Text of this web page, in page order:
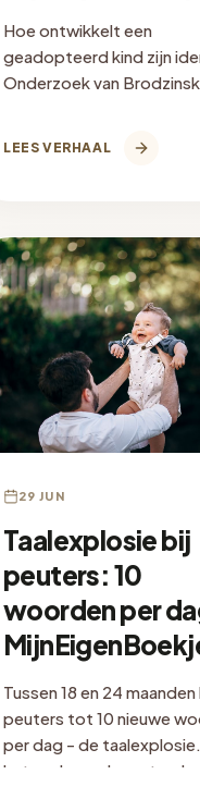
Hoe ontwikkelt een
geadopteerd kind zijn
Onderzoek van
LEES VERHAAL
29 JUN
Taalexplosie bij
peuters: 10
woorden per
Tussen 18 en 24 maanden
peuters tot 10 nieuwe
per dag - de
het onderzoek zegt en